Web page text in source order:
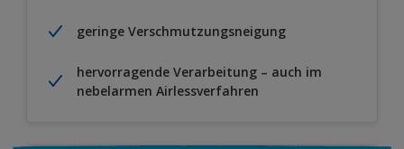
geringe Verschmutzungsneigung
hervorragende Verarbeitung – auch im
nebelarmen Airlessverfahren